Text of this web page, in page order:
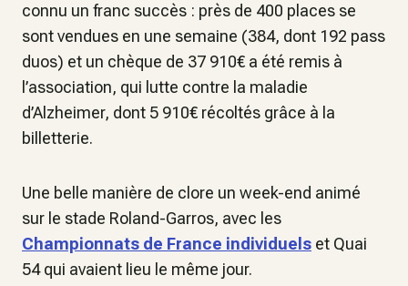
connu un franc succès : près de 400 places se
sont vendues en une semaine (384, dont 192 pass
duos) et un chèque de 37 910€ a été remis à
l’association, qui lutte contre la maladie
d’Alzheimer, dont 5 910€ récoltés grâce à la
billetterie.
Une belle manière de clore un week-end animé
sur le stade Roland-Garros, avec les
Championnats de France individuels et Quai
54 qui avaient lieu le même jour.